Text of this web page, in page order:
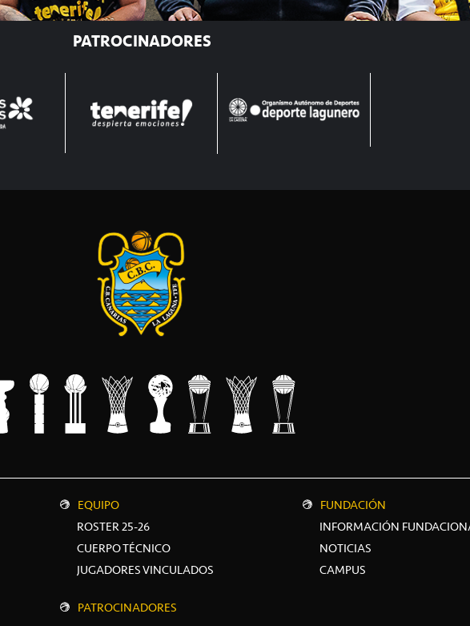
PATROCINADORES
EQUIPO
ROSTER 25-26
CUERPO TÉCNICO
JUGADORES VINCULADOS
PATROCINADORES
FUNDACIÓN
INFORMACIÓN
NOTICIAS
CAMPUS